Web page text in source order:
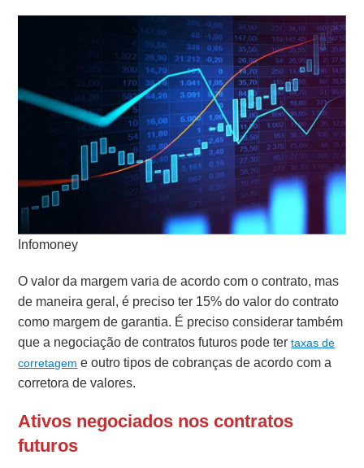
Infomoney
O valor da margem varia de acordo com o contrato, mas
de maneira geral, é preciso ter 15% do valor do contrato
como margem de garantia. É preciso considerar também
que a negociação de contratos futuros pode tertaxas de
corretagem e outro tipos de cobranças de acordo com a
corretora de valores.
Ativos negociados nos contratos
futuros